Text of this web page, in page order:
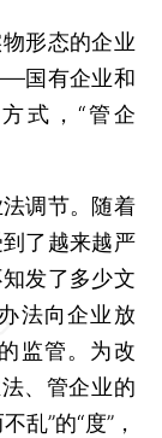
形态的企业
国有企业和
式，“管企
调节。随着
了越来越严
发了多少文
法向企业放
监管。为改
、管企业的
乱”的“度”，